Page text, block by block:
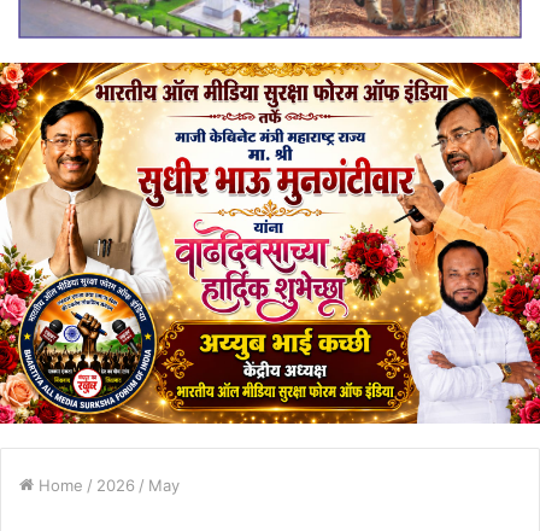
Home / 2026 / May